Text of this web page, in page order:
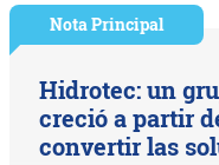
Nota Principal
Hidrotec: un
creció a partir
convertir las